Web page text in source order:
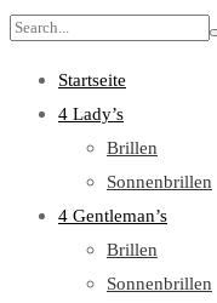
Search
Startseite
4 Lady’s
Brillen
Sonnenbrillen
4 Gentleman’s
Brillen
Sonnenbrillen